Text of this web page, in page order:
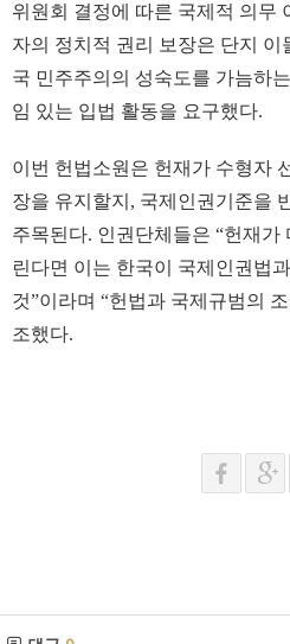
위원회 결정에 따른 국제적 의무
자의 정치적 권리 보장은 단지
국 민주주의의 성숙도를 가늠하
임 있는 입법 활동을 요구했다.
이번 헌법소원은 헌재가 수형자
장을 유지할지, 국제인권기준을
주목된다. 인권단체들은 “헌재가
린다면 이는 한국이 국제인권법
것”이라며 “헌법과 국제규범의
조했다.